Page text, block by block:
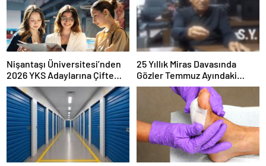
Nişantaşı Üniversitesi’nden
2026 YKS Adaylarına Çifte
Güvence: Sabit Ücret ve
Kesintisiz Burs
25 Yıllık Miras Davasında
Gözler Temmuz Ayındaki
Karar Duruşmasına Çevrildi